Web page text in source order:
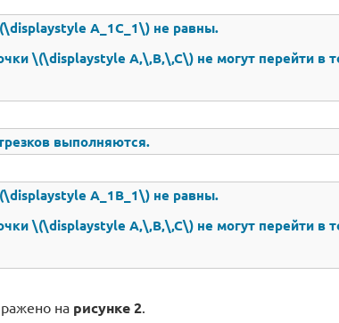
A_1C_1\) не равны.
\(\displaystyle A,\,B,\,C\) не могут перейти в
выполняются.
A_1B_1\) не равны.
\(\displaystyle A,\,B,\,C\) не могут перейти в
на рисунке 2.